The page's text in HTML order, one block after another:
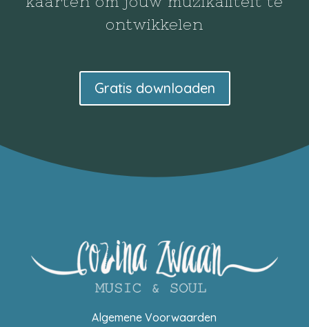
ontwikkelen
Gratis downloaden
Algemene Voorwaarden